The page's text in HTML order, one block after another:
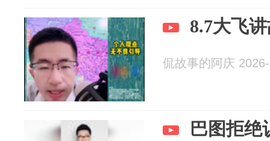
8.7大飞
侃故事的阿庆
巴图拒绝